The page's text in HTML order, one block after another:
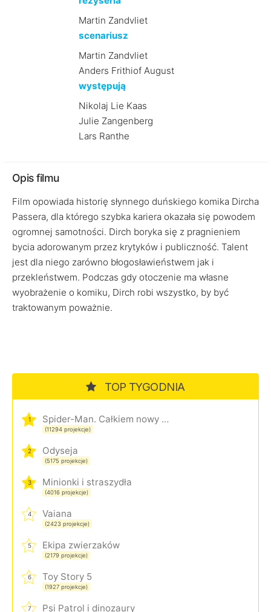
Martin Zandvliet
scenariusz
Martin Zandvliet
Anders Frithiof August
występują
Nikolaj Lie Kaas
Julie Zangenberg
Lars Ranthe
Opis filmu
Film opowiada historię słynnego duńskiego komika Dircha
Passera, dla którego szybka kariera okazała się powodem
ogromnej samotności. Dirch boryka się z pragnieniem
bycia adorowanym przez krytyków i publiczność. Talent
jest dla niego zarówno błogosławieństwem jak i
przekleństwem. Podczas gdy otoczenie ma własne
wyobrażenie o komiku, Dirch robi wszystko, by być
traktowanym poważnie.
TOP TYGODNIA
1 Spider-Man. Całkiem nowy dzień
(11294 projekcje)
2 Odyseja
(5175 projekcje)
3 Minionki i straszydła
(4016 projekcje)
4 Vaiana
(2423 projekcje)
5 Ekipa zwierzaków
(2179 projekcje)
6 Toy Story 5
(1927 projekcje)
7 Psi Patrol i dinozaury